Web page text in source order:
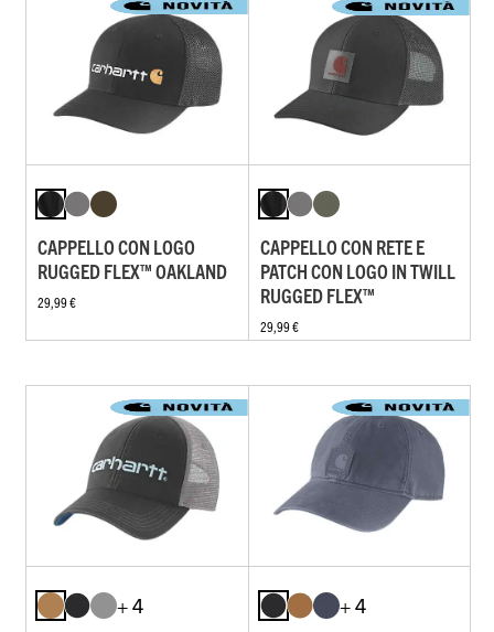
CAPPELLO CON LOGO
RUGGED FLEX™ OAKLAND
29,99 €
CAPPELLO CON RETE E
PATCH CON LOGO IN TWILL
RUGGED FLEX™
29,99 €
+ 4
+ 4